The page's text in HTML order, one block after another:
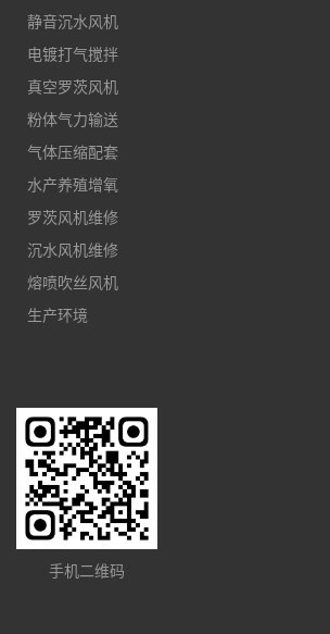
静音沉水风机
电镀打气搅拌
真空罗茨风机
粉体气力输送
气体压缩配套
水产养殖增氧
罗茨风机维修
沉水风机维修
熔喷吹丝风机
生产环境
手机二维码